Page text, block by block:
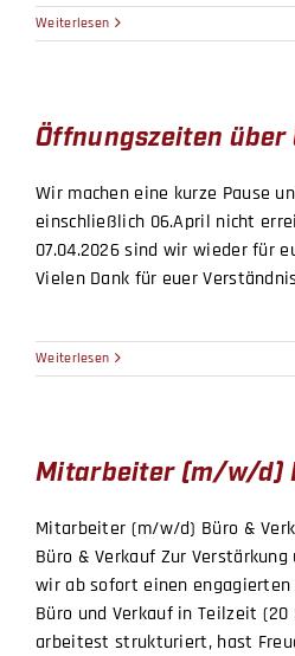
BICYCLES
Weiterlesen
Öffnungszeiten über
Wir machen eine kurze Pause
einschließlich 06.April nicht
07.04.2026 sind wir wieder für
Vielen Dank für euer
Weiterlesen
Mitarbeiter (m/w/d)
Mitarbeiter (m/w/d) Büro &
Büro & Verkauf Zur Verstärkung
wir ab sofort einen
Büro und Verkauf in Teilzeit (20
arbeitest strukturiert, hast